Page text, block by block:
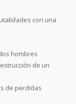
con una
hombres
de un
de perdidas